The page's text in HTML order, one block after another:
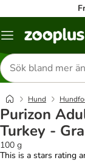
Katalogmeny
Sök
efter
produkter
Hund
Purizon
Turkey -
100 g
This is a stars rating